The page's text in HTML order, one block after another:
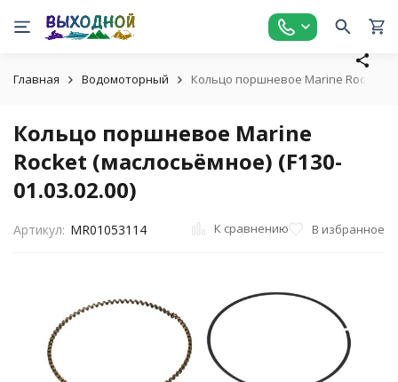
Главная Водомоторный Кольцо поршневое Marine Rocket
Кольцо поршневое Marine
Rocket (маслосьёмное) (F130-
01.03.02.00)
Артикул: MR01053114 К сравнению В избранное